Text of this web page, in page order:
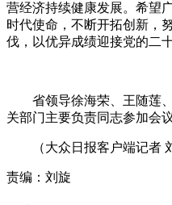
营经济持续健康发展。希望
时代使命，不断开拓创新，
伐，以优异成绩迎接党的二
省领导徐海荣、王随莲、
关部门主要负责同志参加会议
（大众日报客户端记者 刘
责编：刘旋